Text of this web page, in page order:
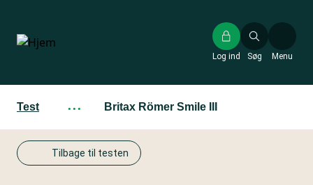
hovedindhold
Søg
Log ind Menu
Test ··· Britax Römer Smile III
Tilbage til testen